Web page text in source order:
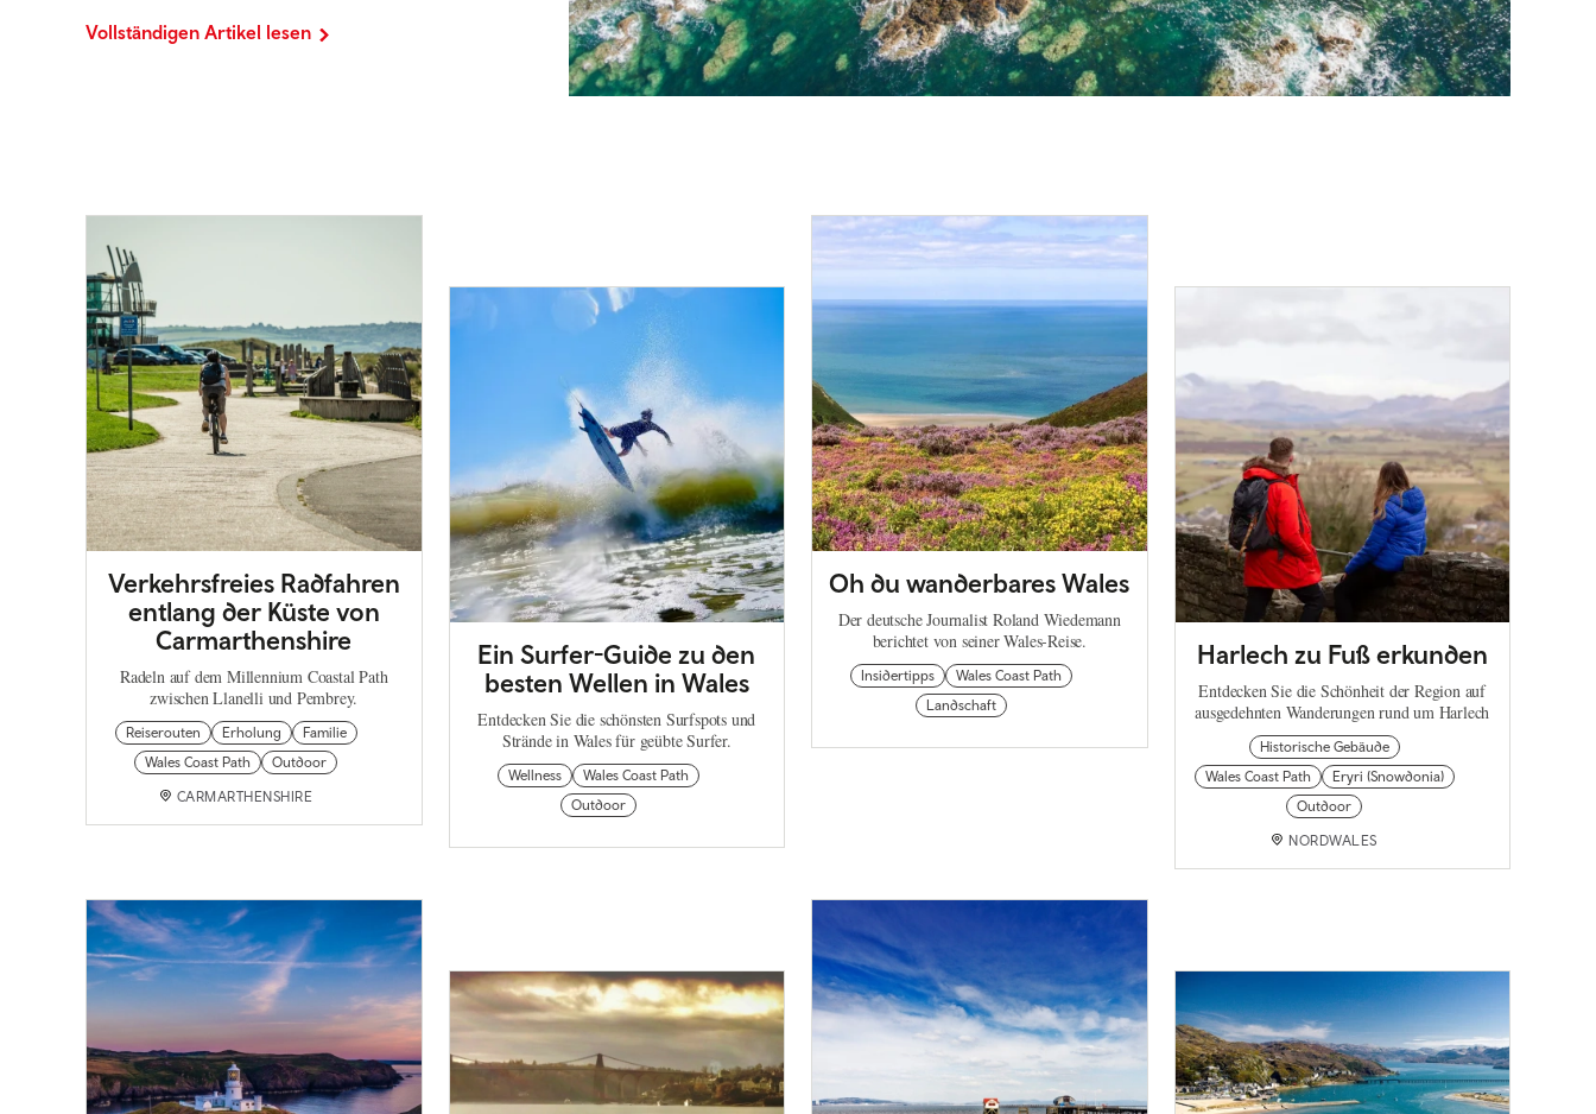
Vollständigen Artikel lesen
Verkehrsfreies Radfahren
entlang der Küste von
Carmarthenshire
Radeln auf dem Millennium Coastal Path
zwischen Llanelli und Pembrey.
Reiserouten Erholung
Familie
Wales Coast Path
Outdoor
CARMARTHENSHIRE
Ein Surfer-Guide zu den
besten Wellen in Wales
Entdecken Sie die schönsten Surfspots und
Strände in Wales für geübte Surfer.
Wellness
Wales Coast Path
Outdoor
Oh du wanderbares Wales
Der deutsche Journalist Roland Wiedemann
berichtet von seiner Wales-Reise.
Insidertipps
Wales Coast Path
Landschaft
Harlech zu Fuß erkunden
Entdecken Sie die Schönheit der Region auf
ausgedehnten Wanderungen rund um Harlech
Historische Gebäude
Wales Coast Path
Eryri (Snowdonia)
Outdoor
NORDWALES